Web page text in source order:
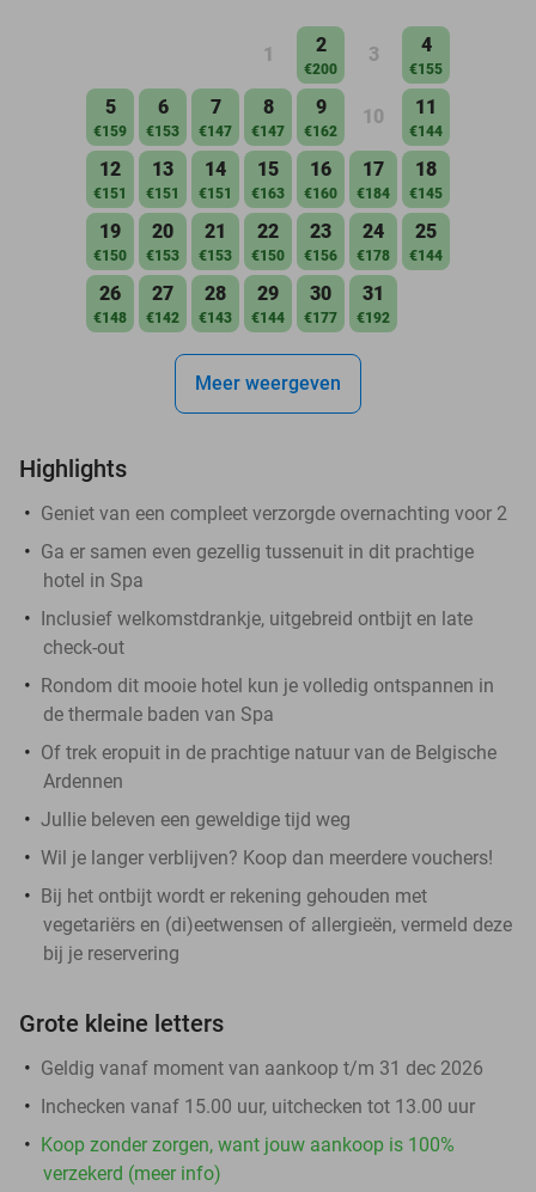
1 2
€200
3 4
€155
5
€159
6
€153
7
€147
8
€147
9
€162
10 11
€144
12
€151
13
€151
14
€151
15
€163
16
€160
17
€184
18
€145
19
€150
20
€153
21
€153
22
€150
23
€156
24
€178
25
€144
26
€148
27
€142
28
€143
29
€144
30
€177
31
€192
Meer weergeven
Highlights
Geniet van een compleet verzorgde overnachting voor 2
Ga er samen even gezellig tussenuit in dit prachtige
hotel in Spa
Inclusief welkomstdrankje, uitgebreid ontbijt en late
check-out
Rondom dit mooie hotel kun je volledig ontspannen in
de thermale baden van Spa
Of trek eropuit in de prachtige natuur van de Belgische
Ardennen
Jullie beleven een geweldige tijd weg
Wil je langer verblijven? Koop dan meerdere vouchers!
Bij het ontbijt wordt er rekening gehouden met
vegetariërs en (di)eetwensen of allergieën, vermeld deze
bij je reservering
Grote kleine letters
Geldig vanaf moment van aankoop t/m 31 dec 2026
Inchecken vanaf 15.00 uur, uitchecken tot 13.00 uur
Koop zonder zorgen, want jouw aankoop is 100%
verzekerd (meer info)